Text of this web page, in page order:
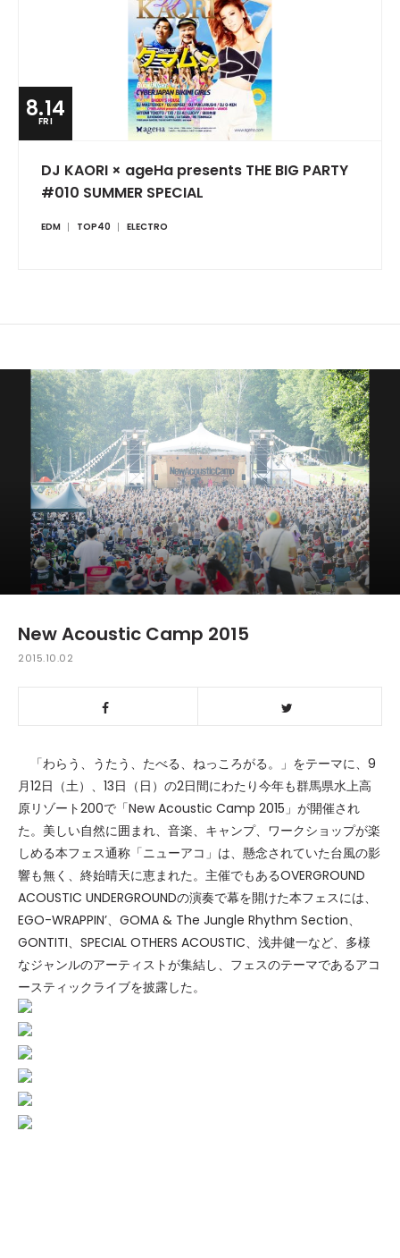
8.14
FRI
DJ KAORI × ageHa presents THE BIG PARTY
#010 SUMMER SPECIAL
EDM TOP40 ELECTRO
New Acoustic Camp 2015
2015.10.02
「わらう、うたう、たべる、ねっころがる。」をテーマに、9
月12日（土）、13日（日）の2日間にわたり今年も群馬県水上高
原リゾート200で「New Acoustic Camp 2015」が開催され
た。美しい自然に囲まれ、音楽、キャンプ、ワークショップが楽
しめる本フェス通称「ニューアコ」は、懸念されていた台風の影
響も無く、終始晴天に恵まれた。主催でもあるOVERGROUND
ACOUSTIC UNDERGROUNDの演奏で幕を開けた本フェスには、
EGO-WRAPPIN’、GOMA & The Jungle Rhythm Section、
GONTITI、SPECIAL OTHERS ACOUSTIC、浅井健一など、多様
なジャンルのアーティストが集結し、フェスのテーマであるアコ
ースティックライブを披露した。